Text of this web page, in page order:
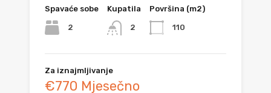
Spavaće sobe
2
Kupatila
2
Površina (m2)
110
Za iznajmljivanje
€770 Mjesečno